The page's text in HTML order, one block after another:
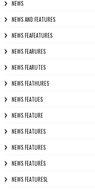
NEWS
NEWS AND FEATURES
NEWS FEAFEATURES
NEWS FEARURES
NEWS FEARUTES
NEWS FEATHURES
NEWS FEATUES
NEWS FEATURE
NEWS FEATURES
NEWS FEATURES
NEWS FEATURÈS
NEWS FEATURESL